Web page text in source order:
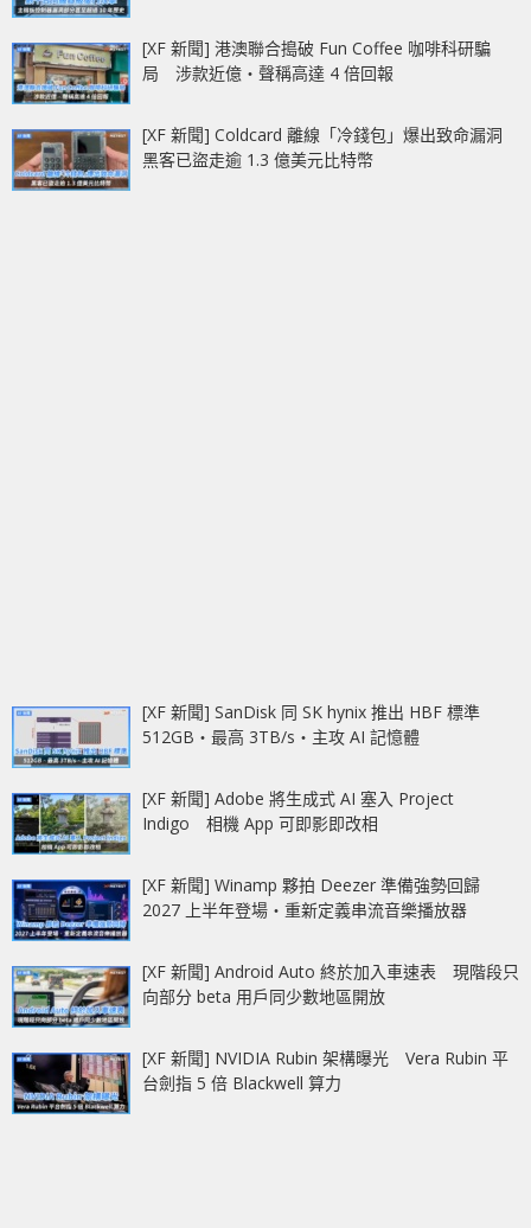
[XF 新聞] 港澳聯合搗破 Fun Coffee 咖啡科研騙
局 涉款近億‧聲稱高達 4 倍回報
[XF 新聞] Coldcard 離線「冷錢包」爆出致命漏洞
黑客已盜走逾 1.3 億美元比特幣
[XF 新聞] SanDisk 同 SK hynix 推出 HBF 標準
512GB‧最高 3TB/s‧主攻 AI 記憶體
[XF 新聞] Adobe 將生成式 AI 塞入 Project
Indigo 相機 App 可即影即改相
[XF 新聞] Winamp 夥拍 Deezer 準備強勢回歸
2027 上半年登場‧重新定義串流音樂播放器
[XF 新聞] Android Auto 終於加入車速表 現階段只
向部分 beta 用戶同少數地區開放
[XF 新聞] NVIDIA Rubin 架構曝光 Vera Rubin 平
台劍指 5 倍 Blackwell 算力